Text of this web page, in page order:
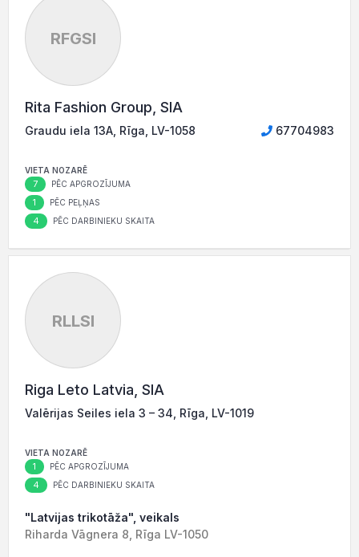
RFGSI
Rita Fashion Group, SIA
Graudu iela 13A, Rīga, LV-1058 67704983
VIETA NOZARĒ
7 PĒC APGROZĪJUMA
1 PĒC PEĻŅAS
4 PĒC DARBINIEKU SKAITA
RLLSI
Riga Leto Latvia, SIA
Valērijas Seiles iela 3 – 34, Rīga, LV-1019
VIETA NOZARĒ
1 PĒC APGROZĪJUMA
4 PĒC DARBINIEKU SKAITA
"Latvijas trikotāža", veikals
Riharda Vāgnera 8, Rīga LV-1050